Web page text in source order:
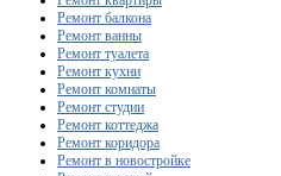
Ремонт балкона
Ремонт ванны
Ремонт туалета
Ремонт кухни
Ремонт комнаты
Ремонт студии
Ремонт коттеджа
Ремонт коридора
Ремонт в новостройке